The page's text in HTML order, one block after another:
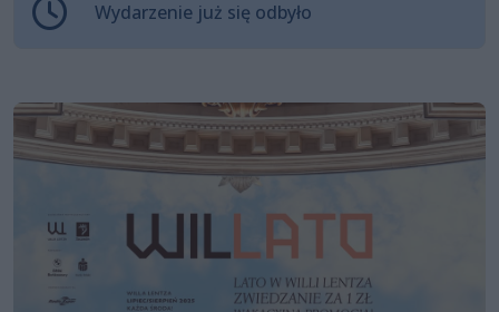
Wydarzenie już się odbyło